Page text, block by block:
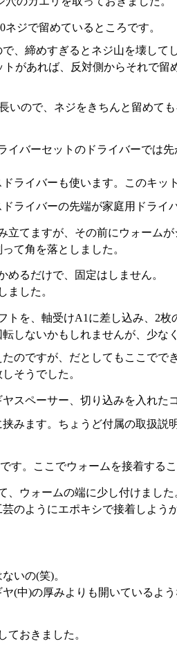
ジで留めているところです。
、締めすぎるとネジ山を壊して
があれば、反対側からそれで
いので、ネジをきちんと留めて
イバーセットのドライバーでは
ライバーも使います。このキッ
ライバーの先端が家庭用ドライ
立てますが、その前にウォーム
て角を落としました。
めるだけで、固定はしません。
ました。
トを、軸受けA1に差し込み、2枚
しないかもしれませんが、少な
のですが、だとしてもここで
そうでした。
スペーサー、切り込みを入れた
みます。ちょうど付属の取扱
す。ここでウォームを接着するこ
ウォームの端に少し付けました
のようにエポキシで接着しよ
いの(笑)。
(中)の厚みよりも開いているよ
ておきました。